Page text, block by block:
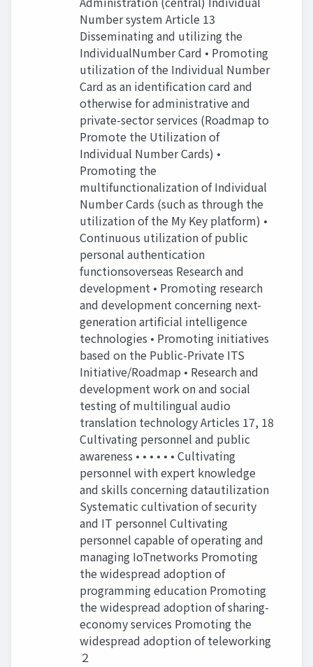
Number system Article 13
Disseminating and utilizing the
IndividualNumber Card • Promoting
utilization of the Individual Number
Card as an identification card and
otherwise for administrative and
private-sector services (Roadmap to
Promote the Utilization of
Individual Number Cards) •
Promoting the
multifunctionalization of Individual
Number Cards (such as through the
utilization of the My Key platform) •
Continuous utilization of public
personal authentication
functionsoverseas Research and
development • Promoting research
and development concerning next-
generation artificial intelligence
technologies • Promoting initiatives
based on the Public-Private ITS
Initiative/Roadmap • Research and
development work on and social
testing of multilingual audio
translation technology Articles 17, 18
Cultivating personnel and public
awareness • • • • • • Cultivating
personnel with expert knowledge
and skills concerning datautilization
Systematic cultivation of security
and IT personnel Cultivating
personnel capable of operating and
managing IoTnetworks Promoting
the widespread adoption of
programming education Promoting
the widespread adoption of sharing-
economy services Promoting the
widespread adoption of teleworking
２